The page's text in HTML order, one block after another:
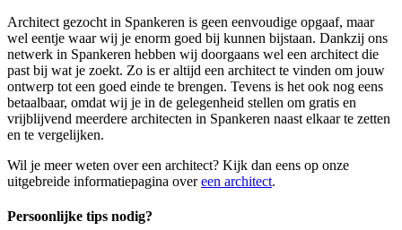
Architect gezocht in Spankeren is geen eenvoudige opgaaf, maar
wel eentje waar wij je enorm goed bij kunnen bijstaan. Dankzij ons
netwerk in Spankeren hebben wij doorgaans wel een architect die
past bij wat je zoekt. Zo is er altijd een architect te vinden om jouw
ontwerp tot een goed einde te brengen. Tevens is het ook nog eens
betaalbaar, omdat wij je in de gelegenheid stellen om gratis en
vrijblijvend meerdere architecten in Spankeren naast elkaar te zetten
en te vergelijken.
Wil je meer weten over een architect? Kijk dan eens op onze
uitgebreide informatiepagina overeen architect.
Persoonlijke tips nodig?